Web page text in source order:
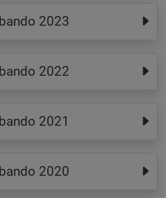
2023
2022
2021
2020